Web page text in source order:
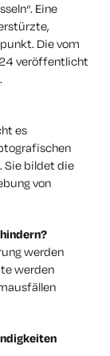
Eine
Die vom
veröffentlicht
es
Sie bildet die
von
werden
werden